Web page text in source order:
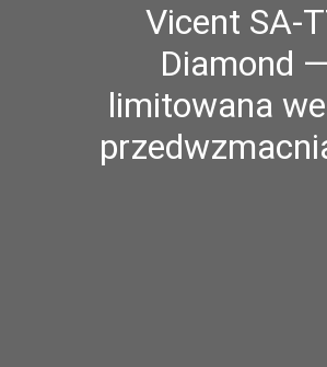
Vicent SA-
Diamond —
limitowana